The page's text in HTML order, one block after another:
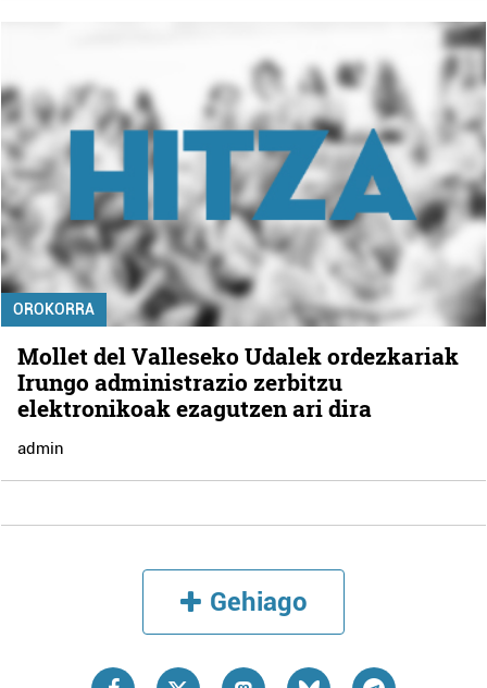
OROKORRA
Mollet del Valleseko Udalek ordezkariak
Irungo administrazio zerbitzu
elektronikoak ezagutzen ari dira
admin
Gehiago